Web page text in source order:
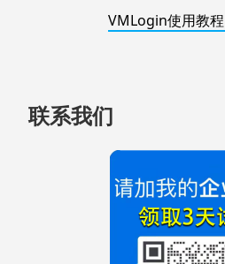
VMLogin使用教
联系我们